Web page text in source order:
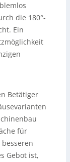
die 180°-
Ein
Betätiger
für
Gebot ist,